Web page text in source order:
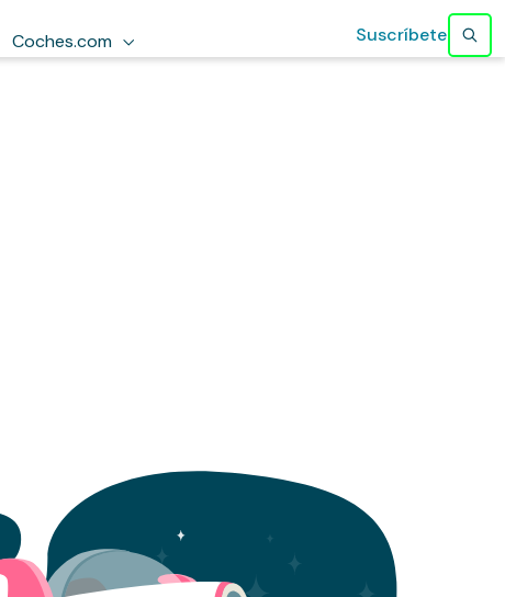
Coches.com Suscríbete